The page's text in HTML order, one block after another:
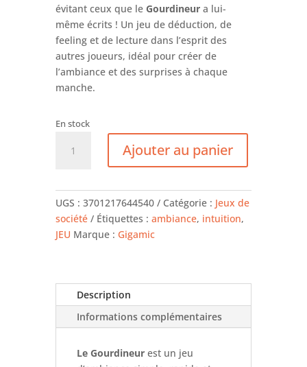
évitant ceux que le Gourdineura lui-
même écrits ! Un jeu de déduction, de
feeling et de lecture dans l’esprit des
autres joueurs, idéal pour créer de
l’ambiance et des surprises à chaque
manche.
En stock
Ajouter au panier
UGS : 3701217644540 Catégorie : Jeux de
société
Étiquettes : ambiance, intuition,
JEU Marque : Gigamic
Description
Informations complémentaires
Le Gourdineurest un jeu